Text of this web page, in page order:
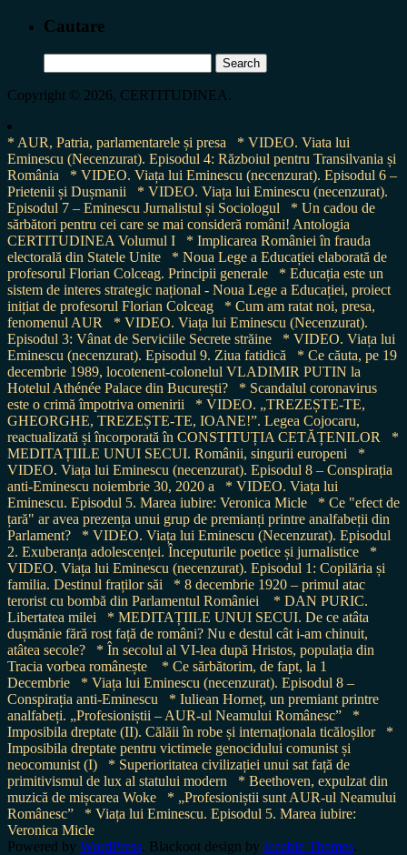
Cautare
for:
Copyright © 2026, CERTITUDINEA.
* AUR, Patria, parlamentarele și presa
* VIDEO. Viata lui
Eminescu (Necenzurat). Episodul 4: Războiul pentru Transilvania și
România
* VIDEO. Viața lui Eminescu (necenzurat). Episodul 6 –
Prietenii și Dușmanii
* VIDEO. Viața lui Eminescu (necenzurat).
Episodul 7 – Eminescu Jurnalistul și Sociologul
* Un cadou de
sărbători pentru cei care se mai consideră români! Antologia
CERTITUDINEA Volumul I
* Implicarea României în frauda
electorală din Statele Unite
* Noua Lege a Educației elaborată de
profesorul Florian Colceag. Principii generale
* Educația este un
sistem de interes strategic național - Noua Lege a Educației, proiect
inițiat de profesorul Florian Colceag
* Cum am ratat noi, presa,
fenomenul AUR
* VIDEO. Viața lui Eminescu (Necenzurat).
Episodul 3: Vânat de Serviciile Secrete străine
* VIDEO. Viața lui
Eminescu (necenzurat). Episodul 9. Ziua fatidică
* Ce căuta, pe 19
decembrie 1989, locotenent-colonelul VLADIMIR PUTIN la
Hotelul Athénée Palace din București?
* Scandalul coronavirus
este o crimă împotriva omenirii
* VIDEO. „TREZEȘTE-TE,
GHEORGHE, TREZEȘTE-TE, IOANE!”. Legea Cojocaru,
reactualizată și încorporată în CONSTITUȚIA CETĂȚENILOR
*
MEDITAȚIILE UNUI SECUI. Românii, singurii europeni
*
VIDEO. Viața lui Eminescu (necenzurat). Episodul 8 – Conspirația
anti-Eminescu noiembrie 30, 2020 a
* VIDEO. Viața lui
Eminescu. Episodul 5. Marea iubire: Veronica Micle
* Ce "efect de
țară" ar avea prezența unui grup de premianți printre analfabeții din
Parlament?
* VIDEO. Viața lui Eminescu (Necenzurat). Episodul
2. Exuberanța adolescenței. Începuturile poetice și jurnalistice
*
VIDEO. Viața lui Eminescu (necenzurat). Episodul 1: Copilăria și
familia. Destinul fraților săi
* 8 decembrie 1920 – primul atac
terorist cu bombă din Parlamentul României
* DAN PURIC.
Libertatea milei
* MEDITAȚIILE UNUI SECUI. De ce atâta
dușmănie fără rost față de români? Nu e destul cât i-am chinuit,
atâtea secole?
* În secolul al VI-lea după Hristos, populația din
Tracia vorbea românește
* Ce sărbătorim, de fapt, la 1
Decembrie
* Viața lui Eminescu (necenzurat). Episodul 8 –
Conspirația anti-Eminescu
* Iuliean Horneț, un premiant printre
analfabeți. „Profesioniștii – AUR-ul Neamului Românesc”
*
Imposibila dreptate (II). Călăii în robe și internaționala ticăloșilor
*
Imposibila dreptate pentru victimele genocidului comunist și
neocomunist (I)
* Superioritatea civilizației unui sat față de
primitivismul de lux al statului modern
* Beethoven, expulzat din
muzică de mișcarea Woke
* „Profesioniștii sunt AUR-ul Neamului
Românesc”
* Viața lui Eminescu. Episodul 5. Marea iubire:
Veronica Micle
Powered by WordPress. Blackoot design by Iceable Themes.